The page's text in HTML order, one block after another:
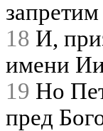
18 И,
имени
19 Но
пред